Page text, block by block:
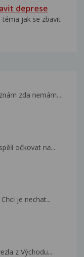
deprese
téma jak se zbavit
zda nemám...
očkovat na...
je nechat...
z Východu...